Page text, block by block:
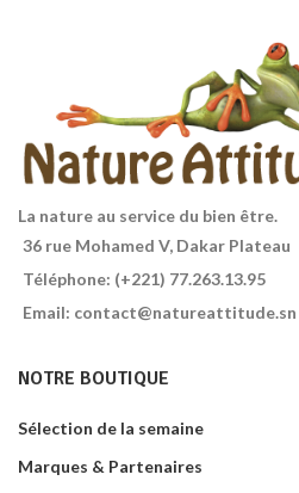
La nature au service du bien être.
36 rue Mohamed V, Dakar Plateau
Téléphone: (+221) 77.263.13.95
Email: contact@natureattitude.sn
NOTRE BOUTIQUE
Sélection de la semaine
Marques & Partenaires